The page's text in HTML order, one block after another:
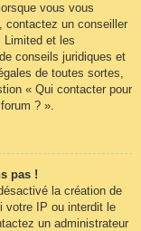
vous vous
contactez un conseiller
Limited et les
conseils juridiques et
de toutes sortes,
« Qui contacter pour
? ».
pas !
la création de
votre IP ou interdit le
un administrateur